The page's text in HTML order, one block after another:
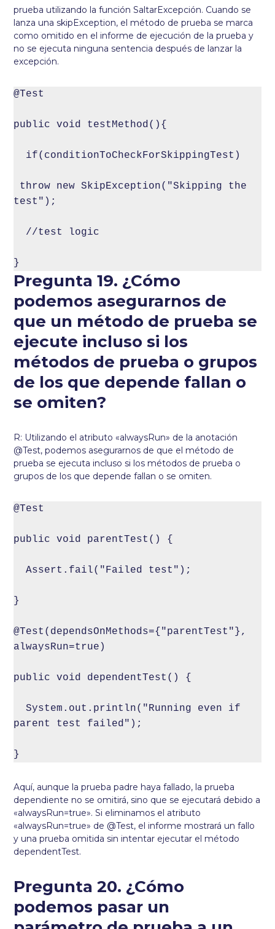
prueba utilizando la función SaltarExcepción. Cuando se
lanza una skipException, el método de prueba se marca
como omitido en el informe de ejecución de la prueba y
no se ejecuta ninguna sentencia después de lanzar la
excepción.
@Test
public void testMethod(){
if(conditionToCheckForSkippingTest)
throw new SkipException("Skipping the
test");
//test logic
}
Pregunta 19. ¿Cómo
podemos asegurarnos de
que un método de prueba se
ejecute incluso si los
métodos de prueba o grupos
de los que depende fallan o
se omiten?
R: Utilizando el atributo «alwaysRun» de la anotación
@Test, podemos asegurarnos de que el método de
prueba se ejecuta incluso si los métodos de prueba o
grupos de los que depende fallan o se omiten.
@Test
public void parentTest() {
Assert.fail("Failed test");
}
@Test(dependsOnMethods={"parentTest"},
alwaysRun=true)
public void dependentTest() {
System.out.println("Running even if
parent test failed");
}
Aquí, aunque la prueba padre haya fallado, la prueba
dependiente no se omitirá, sino que se ejecutará debido a
«alwaysRun=true». Si eliminamos el atributo
«alwaysRun=true» de @Test, el informe mostrará un fallo
y una prueba omitida sin intentar ejecutar el método
dependentTest.
Pregunta 20. ¿Cómo
podemos pasar un